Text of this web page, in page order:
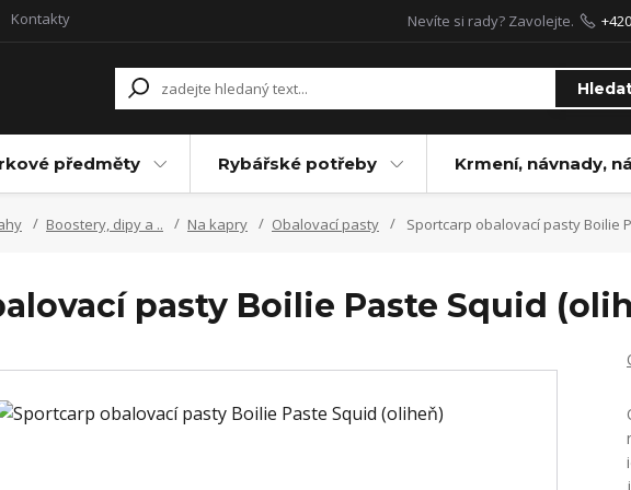
Kontakty Nevíte si rady? Zavolejte.
předměty Rybářské potřeby Krmení, návnady,
Boostery, dipy a .. Na kapry Obalovací pasty Sportcarp obalovací pasty Boilie
pasty Boilie Paste Squid